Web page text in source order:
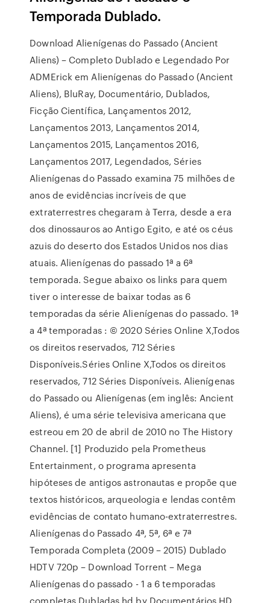
Temporada Dublado.
Download Alienígenas do Passado (Ancient
Aliens) – Completo Dublado e Legendado Por
ADMErick em Alienígenas do Passado (Ancient
Aliens), BluRay, Documentário, Dublados,
Ficção Científica, Lançamentos 2012,
Lançamentos 2013, Lançamentos 2014,
Lançamentos 2015, Lançamentos 2016,
Lançamentos 2017, Legendados, Séries
Alienígenas do Passado examina 75 milhões de
anos de evidências incríveis de que
extraterrestres chegaram à Terra, desde a era
dos dinossauros ao Antigo Egito, e até os céus
azuis do deserto dos Estados Unidos nos dias
atuais. Alienígenas do passado 1ª a 6ª
temporada. Segue abaixo os links para quem
tiver o interesse de baixar todas as 6
temporadas da série Alienígenas do passado. 1ª
a 4ª temporadas : © 2020 Séries Online X,Todos
os direitos reservados, 712 Séries
Disponíveis.Séries Online X,Todos os direitos
reservados, 712 Séries Disponíveis. Alienígenas
do Passado ou Alienígenas (em inglês: Ancient
Aliens), é uma série televisiva americana que
estreou em 20 de abril de 2010 no The History
Channel. [1] Produzido pela Prometheus
Entertainment, o programa apresenta
hipóteses de antigos astronautas e propõe que
textos históricos, arqueologia e lendas contêm
evidências de contato humano-extraterrestres.
Alienígenas do Passado 4ª, 5ª, 6ª e 7ª
Temporada Completa (2009 – 2015) Dublado
HDTV 720p – Download Torrent – Mega
Alienígenas do passado - 1 a 6 temporadas
completas Dubladas hd by Documentários HD.